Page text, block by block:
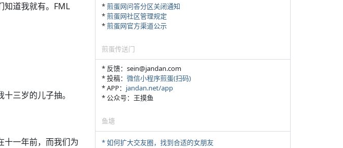
知道我就有。FML
三岁的儿子抽。
十一年前，而我们为
*煎蛋网问答分区关闭通知
*煎蛋网社区管理规定
*煎蛋网官方渠道公示
煎蛋传送门
* 反馈：sein@jandan.com
* 投稿： 微信小程序煎蛋(扫码)
* APP： jandan.net/app
* 公众号：王摸鱼
鱼塘
* 如何扩大交友圈，找到合适的女朋友